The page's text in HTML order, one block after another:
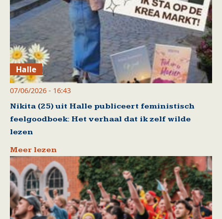
Halle
07/06/2026 - 16:43
Nikita (25) uit Halle publiceert feministisch
feelgoodboek: Het verhaal dat ik zelf wilde
lezen
Meer lezen